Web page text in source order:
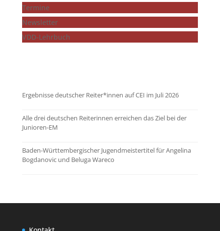
Termine
Newsletter
VDD-Lehrbuch
Ergebnisse deutscher Reiter*innen auf CEI im Juli 2026
Alle drei deutschen Reiterinnen erreichen das Ziel bei der
Junioren-EM
Baden-Württembergischer Jugendmeistertitel für Angelina
Bogdanovic und Beluga Wareco